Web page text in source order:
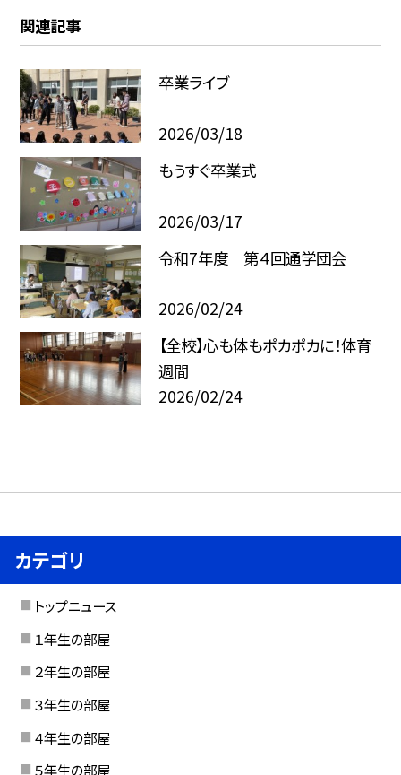
関連記事
卒業ライブ
2026/03/18
もうすぐ卒業式
2026/03/17
令和7年度 第４回通学団会
2026/02/24
【全校】心も体もポカポカに！体育
週間
2026/02/24
カテゴリ
トップニュース
１年生の部屋
２年生の部屋
３年生の部屋
４年生の部屋
５年生の部屋